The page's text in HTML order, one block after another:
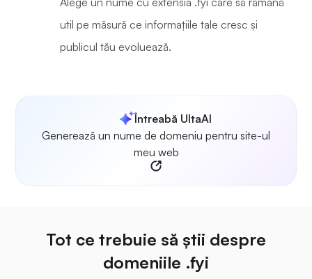
util pe măsură ce informațiile tale cresc și
publicul tău evoluează.
Întreabă UltaAI
Generează un nume de domeniu pentru site-ul
meu web
Tot ce trebuie să știi despre
domeniile .fyi